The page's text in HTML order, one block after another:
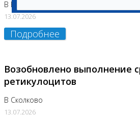
В Бутово
13.07.2026
Подробнее
Возобновлено выполнение
ретикулоцитов
В Сколково
13.07.2026